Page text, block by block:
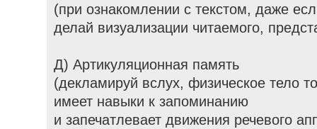
(при ознакомлении с текстом, даже
делай визуализации читаемого,
Д) Артикуляционная память
(декламируй вслух, физическое тело
имеет навыки к запоминанию
и запечатлевает движения речевого